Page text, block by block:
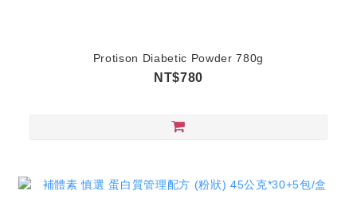
Protison Diabetic Powder 780g
NT$780